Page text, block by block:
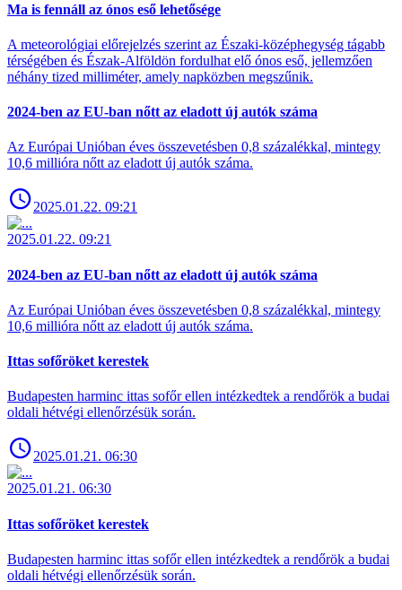
Ma is fennáll az ónos eső lehetősége
A meteorológiai előrejelzés szerint az Északi-középhegység tágabb
térségében és Észak-Alföldön fordulhat elő ónos eső, jellemzően
néhány tized milliméter, amely napközben megszűnik.
2024-ben az EU-ban nőtt az eladott új autók száma
Az Európai Unióban éves összevetésben 0,8 százalékkal, mintegy
10,6 millióra nőtt az eladott új autók száma.
2025.01.22. 09:21
2025.01.22. 09:21
2024-ben az EU-ban nőtt az eladott új autók száma
Az Európai Unióban éves összevetésben 0,8 százalékkal, mintegy
10,6 millióra nőtt az eladott új autók száma.
Ittas sofőröket kerestek
Budapesten harminc ittas sofőr ellen intézkedtek a rendőrök a budai
oldali hétvégi ellenőrzésük során.
2025.01.21. 06:30
2025.01.21. 06:30
Ittas sofőröket kerestek
Budapesten harminc ittas sofőr ellen intézkedtek a rendőrök a budai
oldali hétvégi ellenőrzésük során.